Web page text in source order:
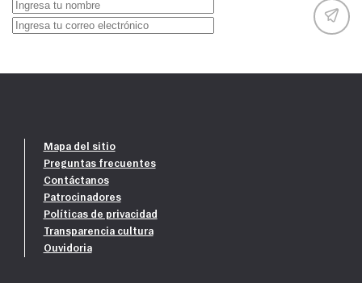
Mapa del sitio
Preguntas frecuentes
Contáctanos
Patrocinadores
Políticas de privacidad
Transparencia cultura
Ouvidoria